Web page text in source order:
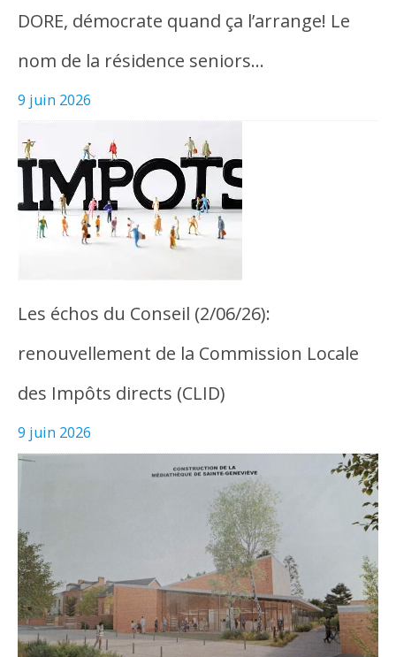
DORE, démocrate quand ça l’arrange! Le
nom de la résidence seniors…
9 juin 2026
Les échos du Conseil (2/06/26):
renouvellement de la Commission Locale
des Impôts directs (CLID)
9 juin 2026